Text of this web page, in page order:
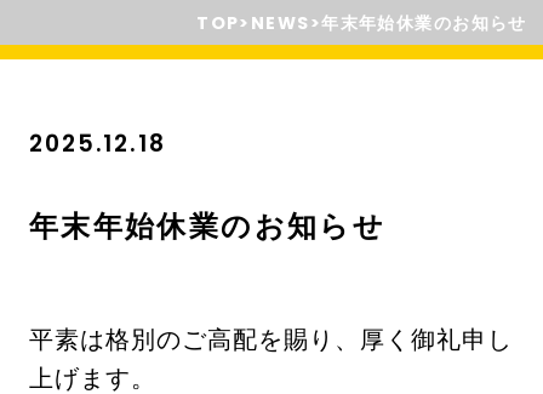
TOP> NEWS >年末年始休業のお知らせ
2025.12.18
年末年始休業のお知らせ
平素は格別のご高配を賜り、厚く御礼申し
上げます。